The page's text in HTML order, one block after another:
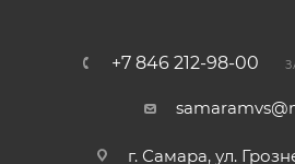
+7 846 212-98-00
г. Самара, ул.